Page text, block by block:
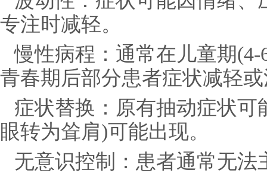
专注时减轻。
慢性病程：通常在儿童期
青春期后部分患者症状减轻
症状替换：原有抽动症状
眼转为耸肩)可能出现。
无意识控制：患者通常无